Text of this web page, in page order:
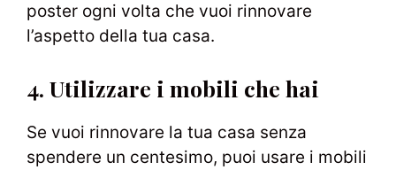
poster ogni volta che vuoi rinnovare
l’aspetto della tua casa.
4. Utilizzare i mobili che hai
Se vuoi rinnovare la tua casa senza
spendere un centesimo, puoi usare i mobili